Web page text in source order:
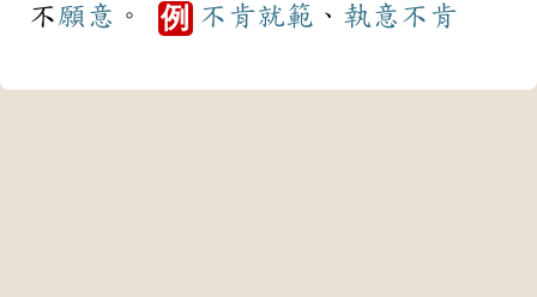
不願意 。 例 不肯就範 、 執意 不肯